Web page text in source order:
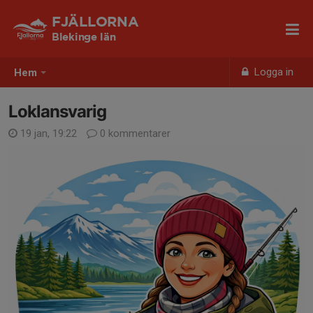
Hem Logga in
FJÄLLORNA
Blekinge län
Loklansvarig
19 jan, 19:22 0 kommentarer